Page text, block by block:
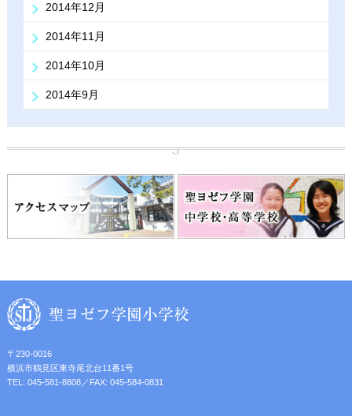
2014年12月
2014年11月
2014年10月
2014年9月
〒230-0016
横浜市鶴見区東寺尾北台11番1号
TEL: 045-581-8808／FAX: 045-584-0831